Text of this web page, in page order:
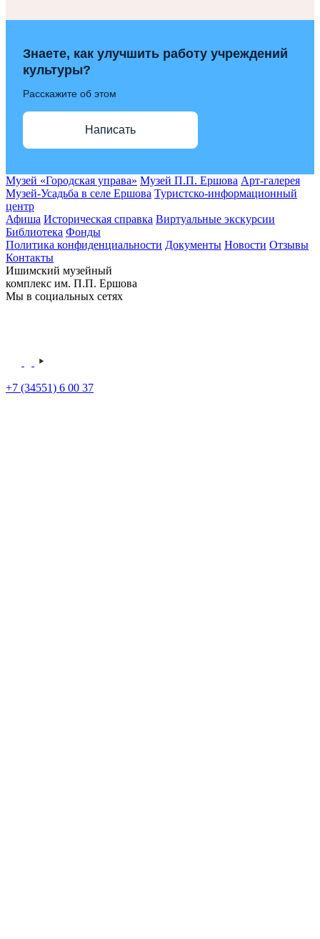
Знаете, как улучшить работу учреждений
культуры?
Расскажите об этом
Написать
Музей «Городская управа» Музей П.П. Ершова Арт-галерея
Музей-Усадьба в селе Ершова Туристско-информационный
центр
Афиша Историческая справка Виртуальные экскурсии
Библиотека Фонды
Политика конфиденциальности Документы Новости Отзывы
Контакты
Ишимский музейный
комплекс им. П.П. Ершова
Мы в социальных сетях
+7 (34551) 6 00 37